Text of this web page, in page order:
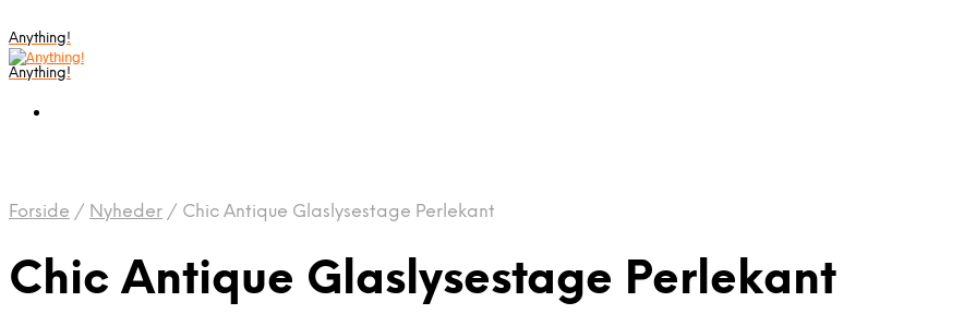
Anything!
Anything!
Forside / Nyheder / Chic Antique Glaslysestage Perlekant
Chic Antique Glaslysestage Perlekant